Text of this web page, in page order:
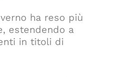
ha reso più
estendendo a
in titoli di